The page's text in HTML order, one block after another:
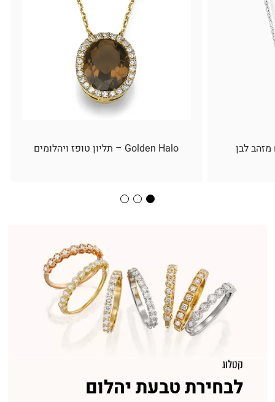
קטלוג
לבחירת טבעת יהלום
מזהב לבן Golden Halo – תליון טופז ויהלומים